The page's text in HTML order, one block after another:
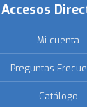
Accesos
Mi cuenta
Preguntas
Catálogo